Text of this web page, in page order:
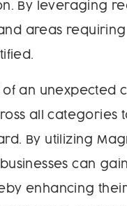
By leveraging
areas
of an unexpected
all
By utilizing
can
enhancing